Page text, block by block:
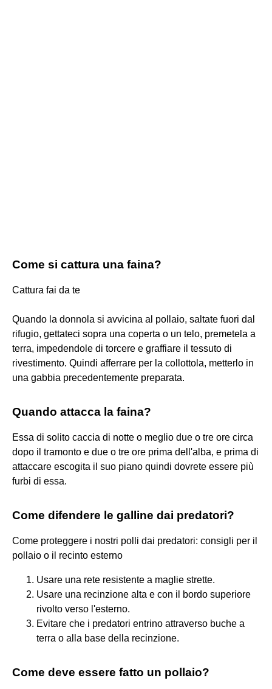
Come si cattura una faina?
Cattura fai da te
Quando la donnola si avvicina al pollaio, saltate fuori dal
rifugio, gettateci sopra una coperta o un telo, premetela a
terra, impedendole di torcere e graffiare il tessuto di
rivestimento. Quindi afferrare per la collottola, metterlo in
una gabbia precedentemente preparata.
Quando attacca la faina?
Essa di solito caccia di notte o meglio due o tre ore circa
dopo il tramonto e due o tre ore prima dell'alba, e prima di
attaccare escogita il suo piano quindi dovrete essere più
furbi di essa.
Come difendere le galline dai predatori?
Come proteggere i nostri polli dai predatori: consigli per il
pollaio o il recinto esterno
Usare una rete resistente a maglie strette.
Usare una recinzione alta e con il bordo superiore
rivolto verso l'esterno.
Evitare che i predatori entrino attraverso buche a
terra o alla base della recinzione.
Come deve essere fatto un pollaio?